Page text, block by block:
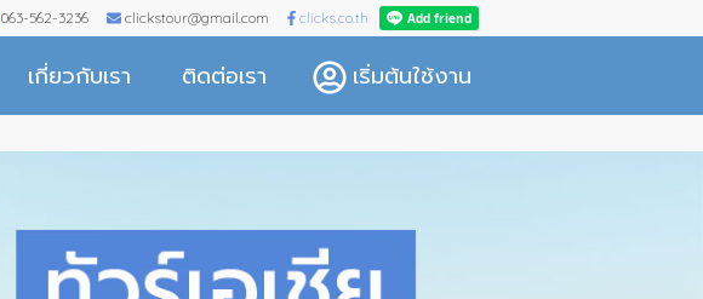
063-562-3236 clickstour@gmail.com clicks.co.th
เริ่มต้นใช้งาน
เกี่ยวกับเรา ติดต่อเรา